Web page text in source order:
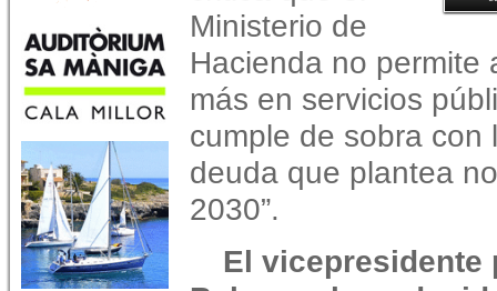
Ministerio de
Hacienda no permite
más en servicios
cumple de sobra con
deuda que plantea
2030”.
El vicepresidente